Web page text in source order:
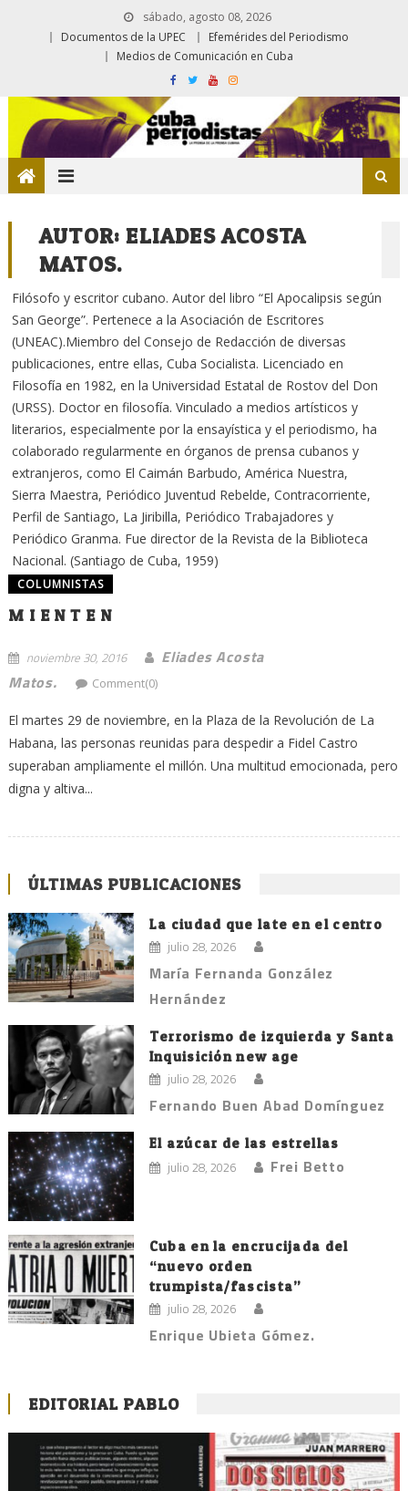
sábado, agosto 08, 2026
Documentos de la UPEC
Efemérides del Periodismo
Medios de Comunicación en Cuba
AUTOR:ELIADES ACOSTA
MATOS.
Filósofo y escritor cubano. Autor del libro “El Apocalipsis según
San George”. Pertenece a la Asociación de Escritores
(UNEAC).Miembro del Consejo de Redacción de diversas
publicaciones, entre ellas, Cuba Socialista. Licenciado en
Filosofía en 1982, en la Universidad Estatal de Rostov del Don
(URSS). Doctor en filosofía. Vinculado a medios artísticos y
literarios, especialmente por la ensayística y el periodismo, ha
colaborado regularmente en órganos de prensa cubanos y
extranjeros, como El Caimán Barbudo, América Nuestra,
Sierra Maestra, Periódico Juventud Rebelde, Contracorriente,
Perfil de Santiago, La Jiribilla, Periódico Trabajadores y
Periódico Granma. Fue director de la Revista de la Biblioteca
Nacional. (Santiago de Cuba, 1959)
COLUMNISTAS
M I E N T E N
noviembre 30, 2016
Eliades Acosta
Matos.
Comment(0)
El martes 29 de noviembre, en la Plaza de la Revolución de La
Habana, las personas reunidas para despedir a Fidel Castro
superaban ampliamente el millón. Una multitud emocionada, pero
digna y altiva...
ÚLTIMAS PUBLICACIONES
La ciudad que late en el centro
julio 28, 2026
María Fernanda González
Hernández
Terrorismo de izquierda y Santa
Inquisición new age
julio 28, 2026
Fernando Buen Abad Domínguez
El azúcar de las estrellas
julio 28, 2026 Frei Betto
Cuba en la encrucijada del
“nuevo orden
trumpista/fascista”
julio 28, 2026
Enrique Ubieta Gómez.
EDITORIAL PABLO